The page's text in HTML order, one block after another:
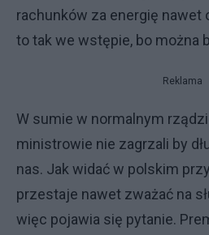
rachunków za energię nawet
to tak we wstępie, bo można
Reklama
W sumie w normalnym
ministrowie nie zagrzali by
nas. Jak widać w polskim
przestaje nawet zważać na
więc pojawia się pytanie.